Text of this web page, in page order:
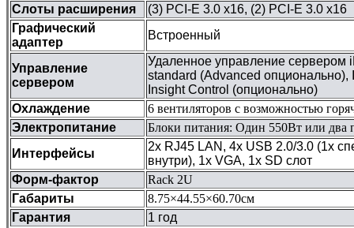
Слоты расширения
(3) PCI-E 3.0 x16, (2) PCI-E 3.0 x16
Графический
адаптер
Встроенный
Управление
сервером
Удаленное управление сервером
standard (Advanced
Insight Control (опционально)
Охлаждение
6 вентиляторов с возможностью
Электропитание
Блоки питания: Один 550Вт или два
Интерфейсы
2х RJ45 LAN, 4х USB 2.0/3.0 (1х
внутри), 1х VGA, 1х SD слот
Форм-фактор
Rack 2U
Габариты
8.75×44.55×60.70см
Гарантия
1 год